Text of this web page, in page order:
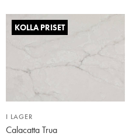
KOLLA PRISET
I LAGER
Calacatta Trua